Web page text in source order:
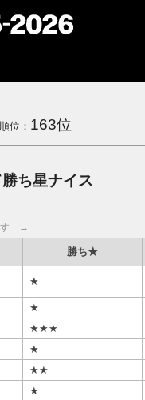
順位： 163位
ち星ナイス
す →
勝ち★
★
★
★★★
★
★★
★